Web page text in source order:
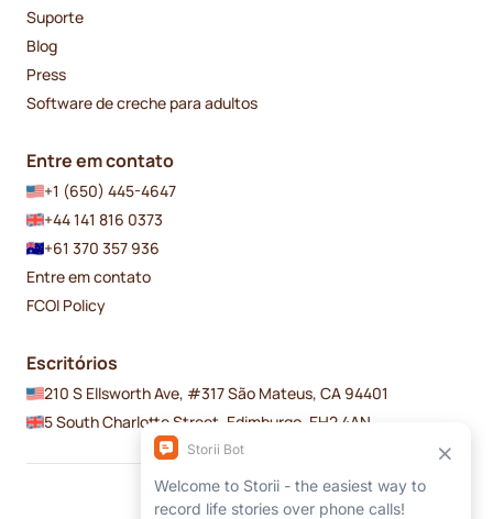
Suporte
Blog
Press
Software de creche para adultos
Entre em contato
+1 (650) 445-4647
+44 141 816 0373
+61 370 357 936
Entre em contato
FCOI Policy
Escritórios
210 S Ellsworth Ave, #317 São Mateus, CA 94401
5 South Charlotte Street, Edimburgo, EH2 4AN